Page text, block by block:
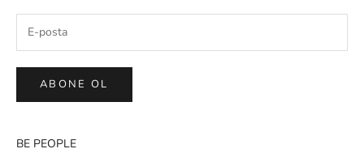
ABONE OL
BE PEOPLE